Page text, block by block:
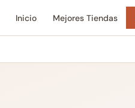
Inicio Mejores Tiendas